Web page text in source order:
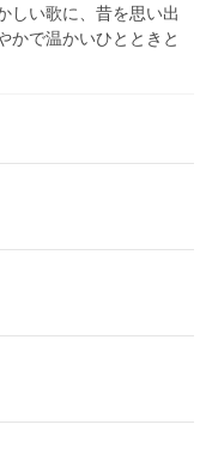
しい歌に、昔を思い出
かで温かいひとときと